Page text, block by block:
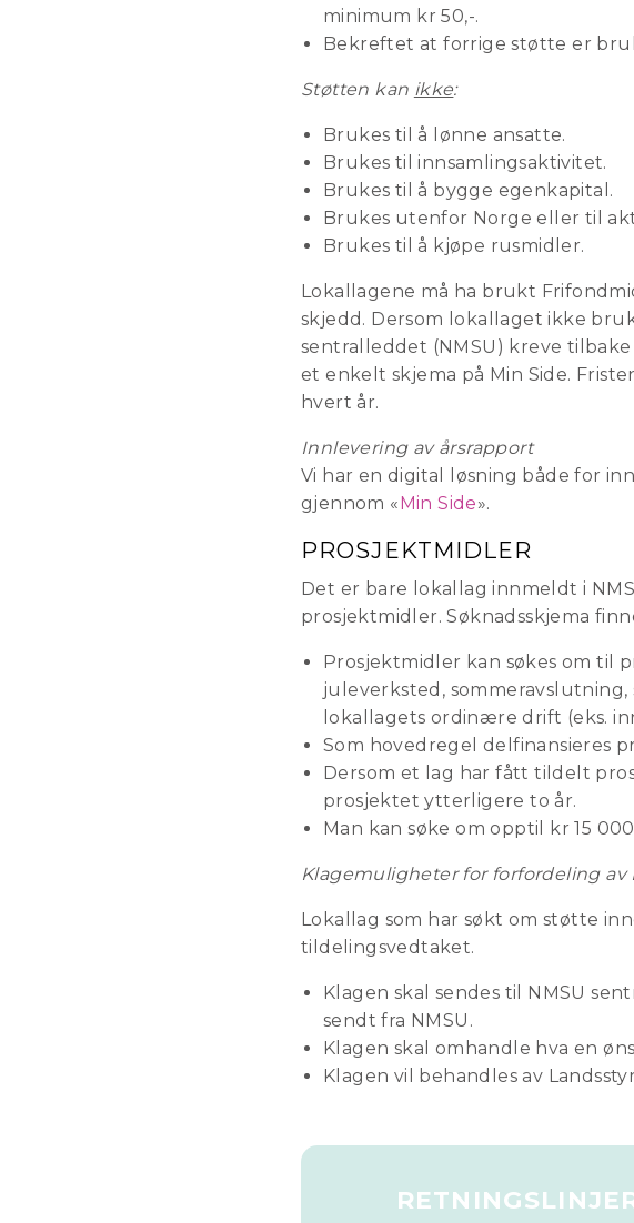
minimum kr 50,-.
Bekreftet at forrige støtte er
Støtten kan ikke:
Brukes til å lønne ansatte.
Brukes til innsamlingsaktivitet.
Brukes til å bygge egenkapital.
Brukes utenfor Norge eller til
Brukes til å kjøpe rusmidler.
Lokallagene må ha brukt
skjedd. Dersom lokallaget ikke
sentralleddet (NMSU) kreve
et enkelt skjema på Min Side.
hvert år.
Innlevering av årsrapport
Vi har en digital løsning både for
gjennom «Min Side».
PROSJEKTMIDLER
Det er bare lokallag innmeldt i
prosjektmidler. Søknadsskjema
Prosjektmidler kan søkes om til
juleverksted,
lokallagets ordinære drift (eks.
Som hovedregel delfinansieres
Dersom et lag har fått tildelt
prosjektet ytterligere to år.
Man kan søke om opptil kr 15
Klagemuligheter for forfordeling
Lokallag som har søkt om støtte
tildelingsvedtaket.
Klagen skal sendes til NMSU
sendt fra NMSU.
Klagen skal omhandle hva en
Klagen vil behandles av